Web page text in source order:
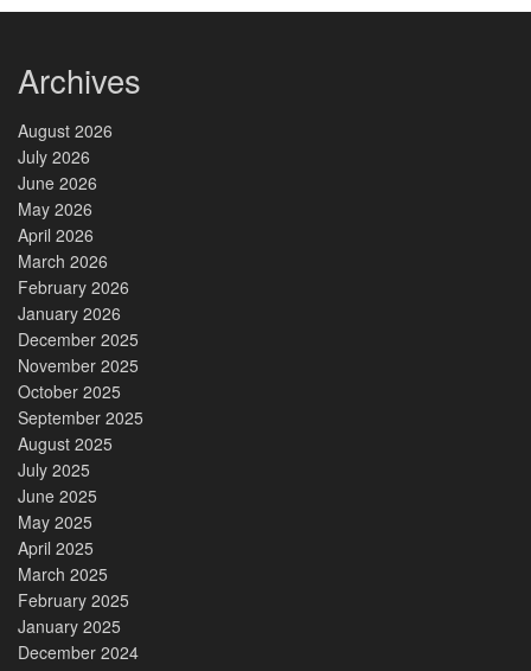
Archives
August 2026
July 2026
June 2026
May 2026
April 2026
March 2026
February 2026
January 2026
December 2025
November 2025
October 2025
September 2025
August 2025
July 2025
June 2025
May 2025
April 2025
March 2025
February 2025
January 2025
December 2024